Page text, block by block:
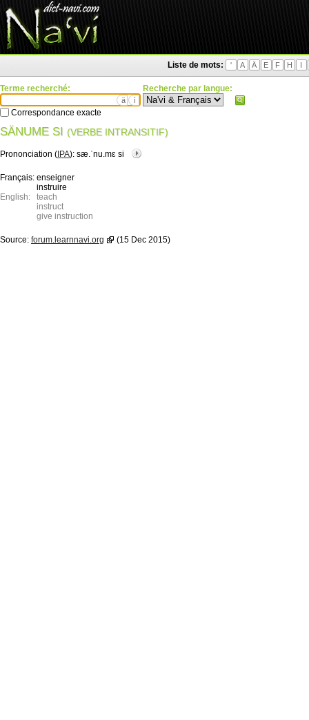
Liste de mots: ' A Ä E F H I
Terme recherché:
ä ì
Correspondance exacte
Recherche par langue:
SÄNUME SI (VERBE INTRANSITIF)
Prononciation ( IPA): sæ.ˈnu.mɛ si
Français: enseigner
instruire
English:
teach
instruct
give instruction
Source: forum.learnnavi.org (15 Dec 2015)